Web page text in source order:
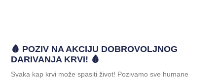
🩸 POZIV NA AKCIJU DOBROVOLJNOG
DARIVANJA KRVI! 🩸
Svaka kap krvi može spasiti život! Pozivamo sve humane